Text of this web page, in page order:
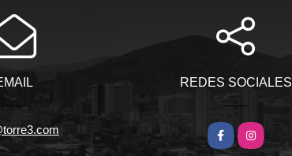
REDES SOCIALES
Facebook
Instagram